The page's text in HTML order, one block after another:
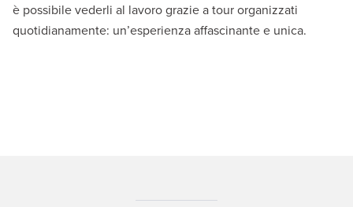
è possibile vederli al lavoro grazie a tour organizzati
quotidianamente: un’esperienza affascinante e unica.